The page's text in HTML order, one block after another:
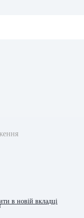
в новій вкладці